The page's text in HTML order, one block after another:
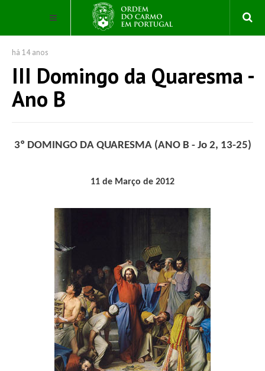
há 14 anos
III Domingo da Quaresma -
Ano B
3º DOMINGO DA QUARESMA (ANO B - Jo 2, 13-25)
11 de Março de 2012